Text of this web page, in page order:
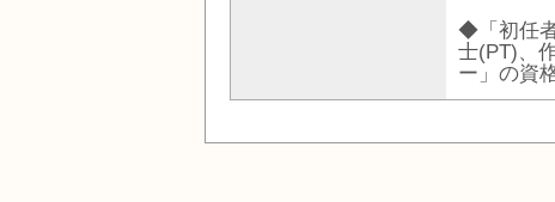
◆「初任
士(PT)、
ー」の資